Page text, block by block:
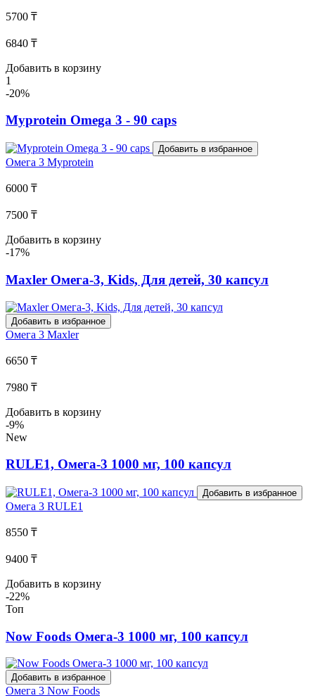
5700 ₸
6840 ₸
Добавить в корзину
1
-20%
Myprotein Omega 3 - 90 caps
Добавить в избранное
Омега 3 Myprotein
6000 ₸
7500 ₸
Добавить в корзину
-17%
Maxler Омега-3, Kids, Для детей, 30 капсул
Добавить в избранное
Омега 3 Maxler
6650 ₸
7980 ₸
Добавить в корзину
-9%
New
RULE1, Омега-3 1000 мг, 100 капсул
Добавить в избранное
Омега 3 RULE1
8550 ₸
9400 ₸
Добавить в корзину
-22%
Топ
Now Foods Омега-3 1000 мг, 100 капсул
Добавить в избранное
Омега 3 Now Foods